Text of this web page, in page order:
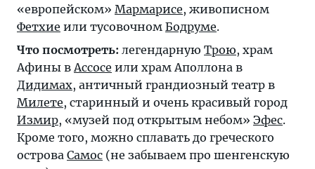
«европейском» Мармарисе, живописном
Фетхие или тусовочном Бодруме.
Что посмотреть: легендарную Трою, храм
Афины вАссосе или храм Аполлона в
Дидимах, античный грандиозный театр в
Милете, старинный и очень красивый город
Измир, «музей под открытым небом» Эфес.
Кроме того, можно сплавать до греческого
острова Самос (не забываем про шенгенскую